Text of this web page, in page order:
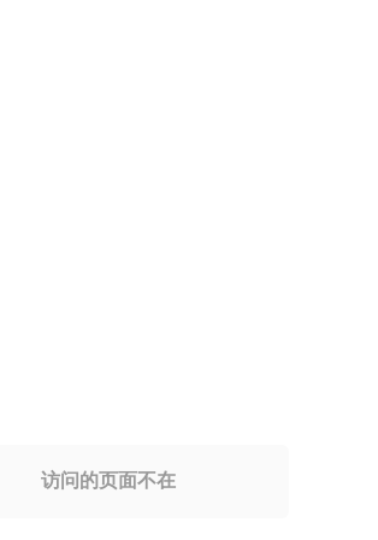
访问的页面不在